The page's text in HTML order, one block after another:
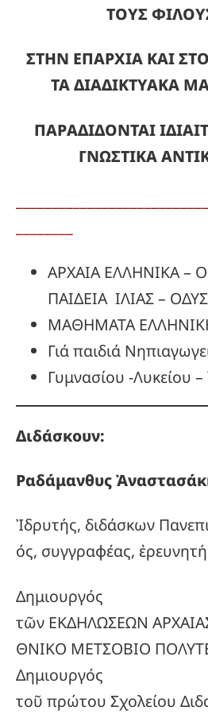
ΤΟΥΣ
ΣΤΗΝ ΕΠΑΡΧΙΑ ΚΑΙ
ΤΑ ΔΙΑΔΙΚΤΥΑΚΑ
ΠΑΡΑΔΙΔΟΝΤΑΙ
ΓΝΩΣΤΙΚΑ
ΑΡΧΑΙΑ ΕΛΛΗΝΙΚΑ –
ΠΑΙΔΕΙΑ ΙΛΙΑΣ –
ΜΑΘΗΜΑΤΑ
Γιά παιδιά
Γυμνασίου -Λυκείου
Διδάσκουν:
Ραδάμανθυς
Ἰδρυτής, διδάσκων
ός, συγγραφέας,
Δημιουργός
τῶν ΕΚΔΗΛΩΣΕΩΝ
ΘΝΙΚΟ ΜΕΤΣΟΒΙΟ
Δημιουργός
τοῦ πρώτου Σχολείου